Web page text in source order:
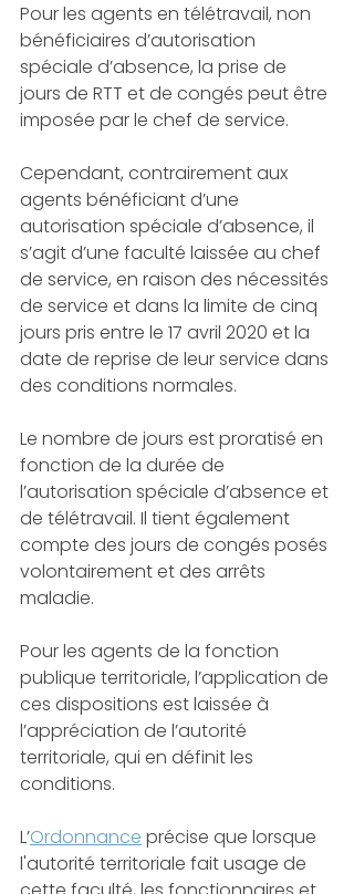
Pour les agents en télétravail, non
bénéficiaires d’autorisation
spéciale d’absence, la prise de
jours de RTT et de congés peut être
imposée par le chef de service.
Cependant, contrairement aux
agents bénéficiant d’une
autorisation spéciale d’absence, il
s’agit d’une faculté laissée au chef
de service, en raison des nécessités
de service et dans la limite de cinq
jours pris entre le 17 avril 2020 et la
date de reprise de leur service dans
des conditions normales.
Le nombre de jours est proratisé en
fonction de la durée de
l’autorisation spéciale d’absence et
de télétravail. Il tient également
compte des jours de congés posés
volontairement et des arrêts
maladie.
Pour les agents de la fonction
publique territoriale, l’application de
ces dispositions est laissée à
l’appréciation de l’autorité
territoriale, qui en définit les
conditions.
L’Ordonnance précise que lorsque
l'autorité territoriale fait usage de